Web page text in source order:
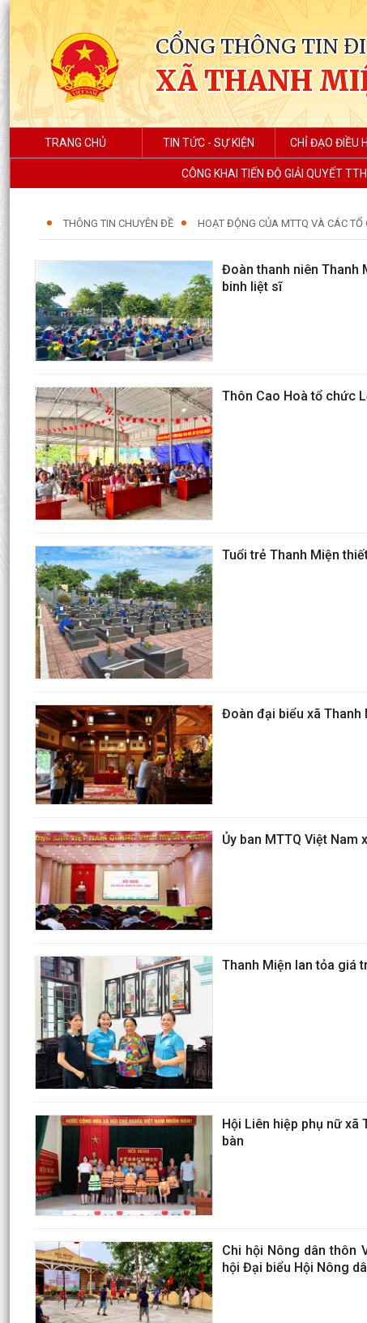
CỔNG THÔNG TIN
XÃ THANH
TRANG CHỦ TIN TỨC - SỰ KIỆN CHỈ ĐẠO ĐIỀU
CÔNG KHAI TIẾN ĐỘ GIẢI QUYẾT
THÔNG TIN CHUYÊN ĐỀ HOẠT ĐỘNG CỦA MTTQ VÀ CÁC TỔ
Đoàn thanh niên Thanh
binh liệt sĩ
Thôn Cao Hoà tổ chức
Tuổi trẻ Thanh Miện
Đoàn đại biểu xã Thanh
Ủy ban MTTQ Việt
Thanh Miện lan tỏa giá
Hội Liên hiệp phụ nữ
bàn
Chi hội Nông dân thôn
hội Đại biểu Hội Nông